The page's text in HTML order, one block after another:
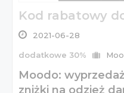
Kod rabatowy
2021-06-28
dodatkowe 30%
Moodo:
zniżki na odzież